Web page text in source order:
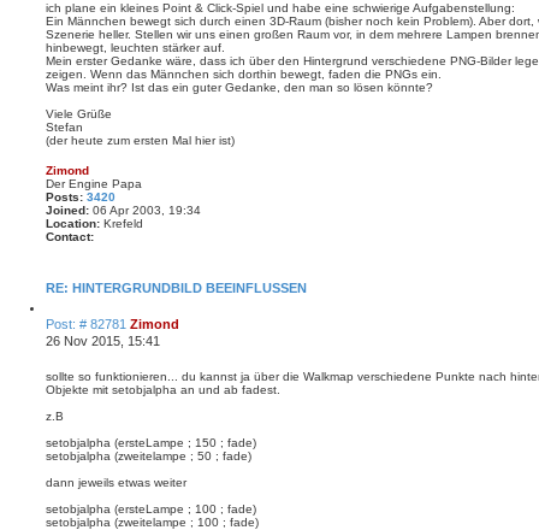
ich plane ein kleines Point & Click-Spiel und habe eine schwierige Aufgabenstellung:
Ein Männchen bewegt sich durch einen 3D-Raum (bisher noch kein Problem). Aber
Szenerie heller. Stellen wir uns einen großen Raum vor, in dem mehrere Lampen
hinbewegt, leuchten stärker auf.
Mein erster Gedanke wäre, dass ich über den Hintergrund verschiedene PNG-Bilder
zeigen. Wenn das Männchen sich dorthin bewegt, faden die PNGs ein.
Was meint ihr? Ist das ein guter Gedanke, den man so lösen könnte?
Viele Grüße
Stefan
(der heute zum ersten Mal hier ist)
Zimond
Der Engine Papa
Posts: 3420
Joined: 06 Apr 2003, 19:34
Location: Krefeld
Contact:
n
c
t
m
o
d
RE: HINTERGRUNDBILD BEEINFLUSSEN
Q
u
o
Post: # 82781 P
o
t
Zimond
26 Nov 2015, 15:41
sollte so funktionieren... du kannst ja über die Walkmap verschiedene Punkte nach
Objekte mit setobjalpha an und ab fadest.
z.B
setobjalpha (ersteLampe ; 150 ; fade)
setobjalpha (zweitelampe ; 50 ; fade)
dann jeweils etwas weiter
setobjalpha (ersteLampe ; 100 ; fade)
setobjalpha (zweitelampe ; 100 ; fade)